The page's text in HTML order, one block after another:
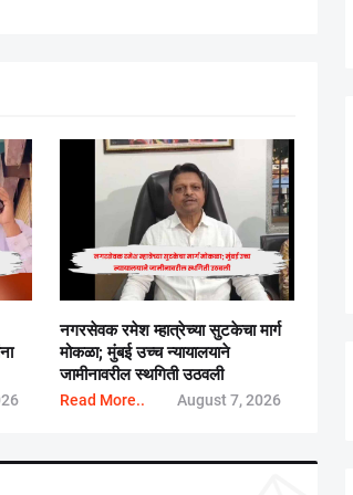
नगरसेवक रमेश म्हात्रेच्या सुटकेचा मार्ग
मोकळा; मुंबई उच्च न्यायालयाने
जामीनावरील स्थगिती उठवली
Read More.. August 7, 2026